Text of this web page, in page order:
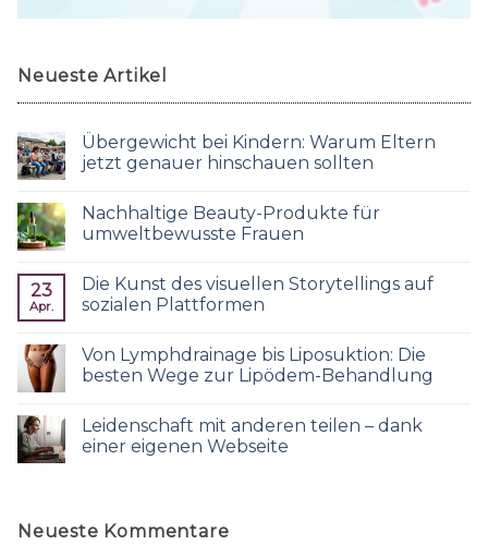
Neueste Artikel
Übergewicht bei Kindern: Warum Eltern
jetzt genauer hinschauen sollten
Nachhaltige Beauty-Produkte für
umweltbewusste Frauen
23
Apr.
Die Kunst des visuellen Storytellings auf
sozialen Plattformen
Von Lymphdrainage bis Liposuktion: Die
besten Wege zur Lipödem-Behandlung
Leidenschaft mit anderen teilen – dank
einer eigenen Webseite
Neueste Kommentare